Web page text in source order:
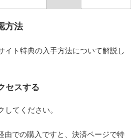
方法
イト特典の入手方法について解説し
セスする
してください。
由での購入ですと、決済ページで特